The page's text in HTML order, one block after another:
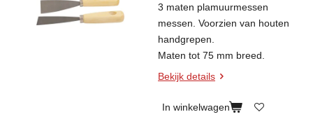
3 maten plamuurmessen
messen. Voorzien van houten
handgrepen.
Maten tot 75 mm breed.
Bekijk details
In winkelwagen